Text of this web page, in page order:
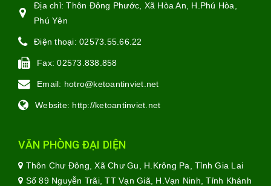
Địa chỉ:Thôn Đông Phước, Xã Hòa An, H.Phú Hòa,
Phú Yên
Điện thoại: 02573.55.66.22
Fax:02573.838.858
Email: hotro@ketoantinviet.net
Website: http://ketoantinviet.net
VĂN PHÒNG ĐẠI DIỆN
Thôn Chư Đông, Xã Chư Gu, H.Krông Pa, Tỉnh Gia Lai
Số 89 Nguyễn Trãi, TT Vạn Giã, H.Vạn Ninh, Tỉnh Khánh